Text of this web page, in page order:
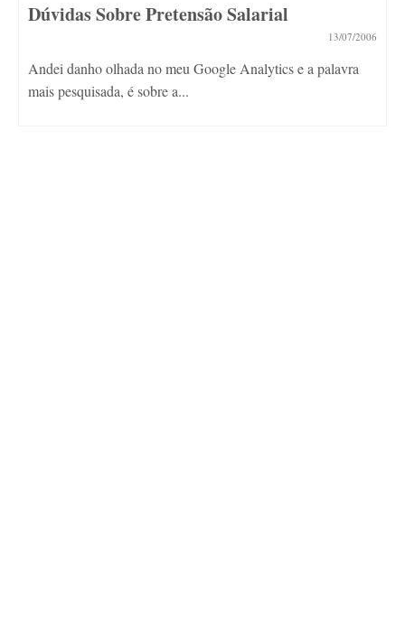
Dúvidas Sobre Pretensão Salarial
13/07/2006
Andei danho olhada no meu Google Analytics e a palavra
mais pesquisada, é sobre a...